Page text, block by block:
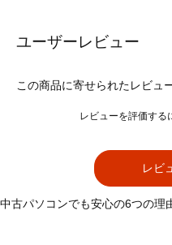
ユーザーレビュー
この商品に寄せられたレビュ
レビューを評価する
レビ
中古パソコンでも安心の6つの理